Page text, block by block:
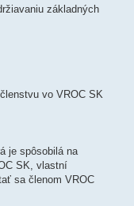
základných
vo VROC SK
je spôsobilá na
SK, vlastní
sa členom VROC